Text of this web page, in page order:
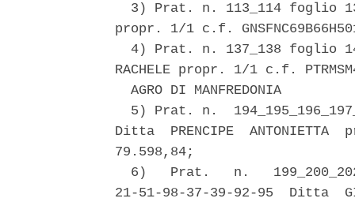
3) Prat. n. 113_114 foglio
propr. 1/1 c.f.
4) Prat. n. 137_138 foglio
RACHELE propr. 1/1 c.f.
  AGRO DI MANFREDONIA
5) Prat. n.
Ditta  PRENCIPE
79.598,84;
6)   Prat.   n.
21-51-98-37-39-92-95  Ditta